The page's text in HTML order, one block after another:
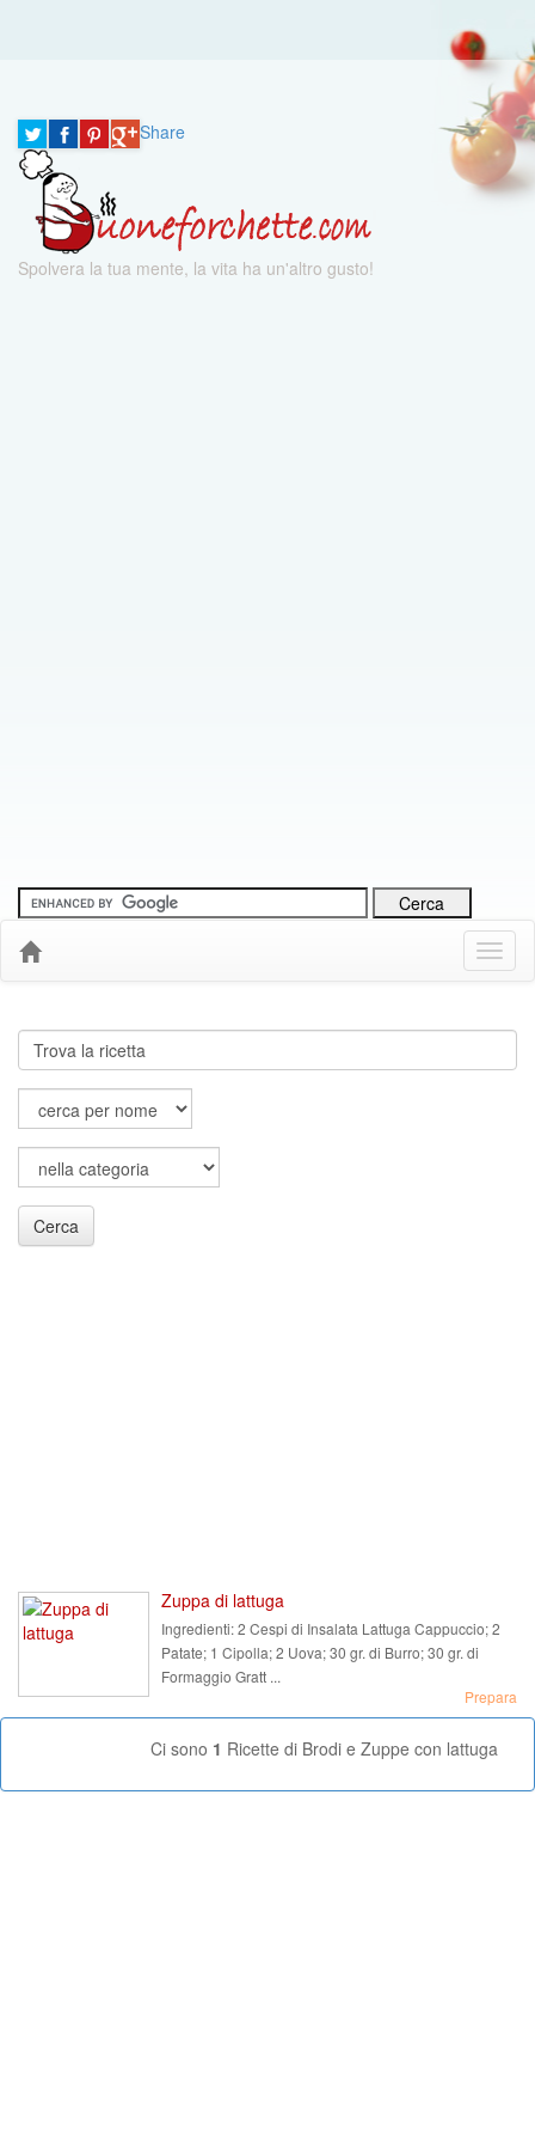
Share
Spolvera la tua mente, la vita ha un'altro gusto!
Menu
Down
Cerca
Cerca
Zuppa di lattuga
Ingredienti:2 Cespi di Insalata Lattuga Cappuccio; 2
Patate; 1 Cipolla; 2 Uova; 30 gr. di Burro; 30 gr. di
Formaggio Gratt ...
Prepara
Ci sono 1 Ricette di Brodi e Zuppe con lattuga